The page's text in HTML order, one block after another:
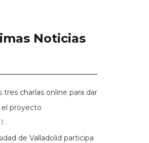
Noticias
tres charlas online para dar
proyecto
de Valladolid participa